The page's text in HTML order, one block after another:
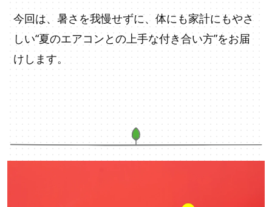
今回は、暑さを我慢せずに、体にも家計にもやさ
しい“夏のエアコンとの上手な付き合い方”をお届
けします。